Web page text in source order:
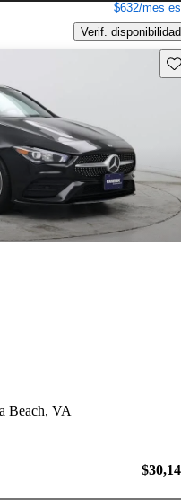
$632/mes
Verif. disponibilidad
Beach, VA